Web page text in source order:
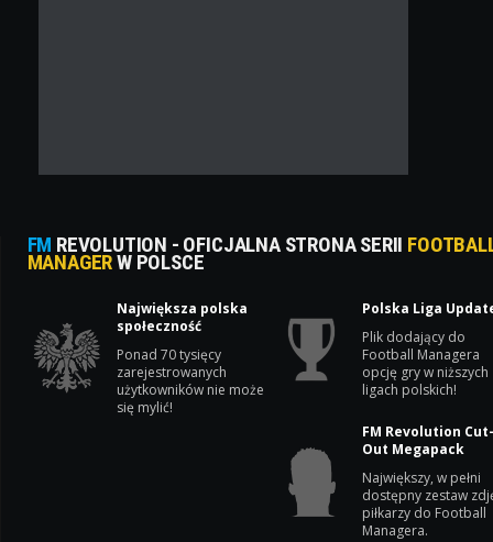
FM REVOLUTION - OFICJALNA STRONA SERII
MANAGERW POLSCE
Największa polska
społeczność
Ponad 70 tysięcy
zarejestrowanych
użytkowników nie może
się mylić!
Polska Liga
Plik dodający do
Football Managera
opcję gry w niższych
ligach polskich!
FM Revolution
Out Megapack
Największy, w pełni
dostępny zestaw
piłkarzy do Football
Managera.